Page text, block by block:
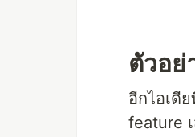
ตัวอย่
อีกไอเดี
feature